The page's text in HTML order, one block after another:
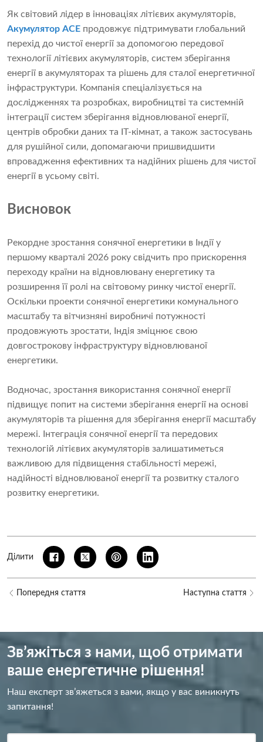
Як світовий лідер в інноваціях літієвих акумуляторів,
Акумулятор ACE продовжує підтримувати глобальний
перехід до чистої енергії за допомогою передової
технології літієвих акумуляторів, систем зберігання
енергії в акумуляторах та рішень для сталої енергетичної
інфраструктури. Компанія спеціалізується на
дослідженнях та розробках, виробництві та системній
інтеграції систем зберігання відновлюваної енергії,
центрів обробки даних та ІТ-кімнат, а також застосувань
для рушійної сили, допомагаючи пришвидшити
впровадження ефективних та надійних рішень для чистої
енергії в усьому світі.
Висновок
Рекордне зростання сонячної енергетики в Індії у
першому кварталі 2026 року свідчить про прискорення
переходу країни на відновлювану енергетику та
розширення її ролі на світовому ринку чистої енергії.
Оскільки проекти сонячної енергетики комунального
масштабу та вітчизняні виробничі потужності
продовжують зростати, Індія зміцнює свою
довгострокову інфраструктуру відновлюваної
енергетики.
Водночас, зростання використання сонячної енергії
підвищує попит на системи зберігання енергії на основі
акумуляторів та рішення для зберігання енергії масштабу
мережі. Інтеграція сонячної енергії та передових
технологій літієвих акумуляторів залишатиметься
важливою для підвищення стабільності мережі,
надійності відновлюваної енергії та розвитку сталого
розвитку енергетики.
Ділити
Попередня стаття Наступна стаття
Зв’яжіться з нами, щоб отримати
ваше енергетичне рішення!
Наш експерт зв’яжеться з вами, якщо у вас виникнуть
запитання!